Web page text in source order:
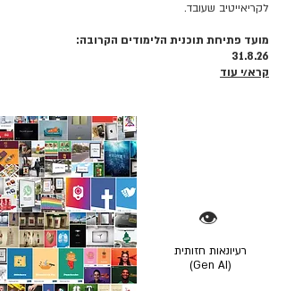
לקריאייטיב שעובד.
מועד פתיחת תוכנית הלימודים הקרובה:
31.8.26
קרא/י עוד
👁️
רעיונאות חזותית
(Gen AI)